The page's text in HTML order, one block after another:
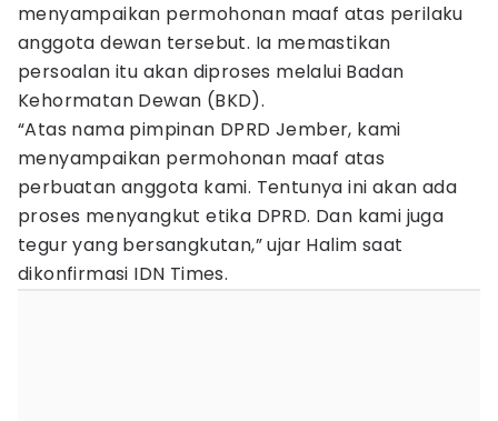
menyampaikan permohonan maaf atas perilaku
anggota dewan tersebut. Ia memastikan
persoalan itu akan diproses melalui Badan
Kehormatan Dewan (BKD).
“Atas nama pimpinan DPRD Jember, kami
menyampaikan permohonan maaf atas
perbuatan anggota kami. Tentunya ini akan ada
proses menyangkut etika DPRD. Dan kami juga
tegur yang bersangkutan,” ujar Halim saat
dikonfirmasi IDN Times.